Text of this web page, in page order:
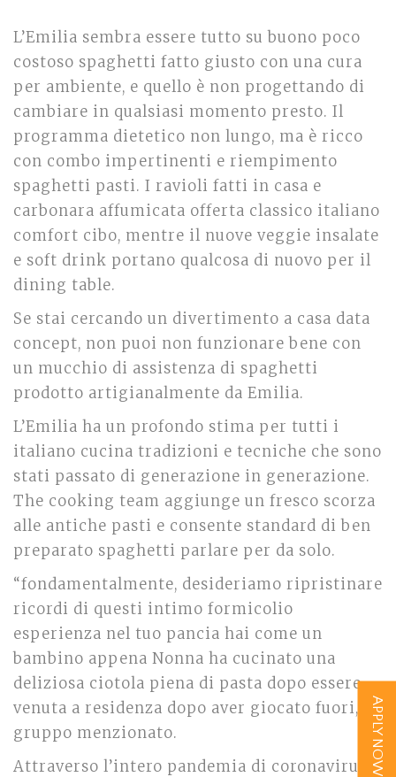
L’Emilia sembra essere tutto su buono poco
costoso spaghetti fatto giusto con una cura
per ambiente, e quello è non progettando di
cambiare in qualsiasi momento presto. Il
programma dietetico non lungo, ma è ricco
con combo impertinenti e riempimento
spaghetti pasti. I ravioli fatti in casa e
carbonara affumicata offerta classico italiano
comfort cibo, mentre il nuove veggie insalate
e soft drink portano qualcosa di nuovo per il
dining table.
Se stai cercando un divertimento a casa data
concept, non puoi non funzionare bene con
un mucchio di assistenza di spaghetti
prodotto artigianalmente da Emilia.
L’Emilia ha un profondo stima per tutti i
italiano cucina tradizioni e tecniche che sono
stati passato di generazione in generazione.
The cooking team aggiunge un fresco scorza
alle antiche pasti e consente standard di ben
preparato spaghetti parlare per da solo.
“fondamentalmente, desideriamo ripristinare
ricordi di questi intimo formicolio
esperienza nel tuo pancia hai come un
bambino appena Nonna ha cucinato una
deliziosa ciotola piena di pasta dopo essere
venuta a residenza dopo aver giocato fuori, “il
gruppo menzionato.
Attraverso l’intero pandemia di coronavirus,
APPLY NOW